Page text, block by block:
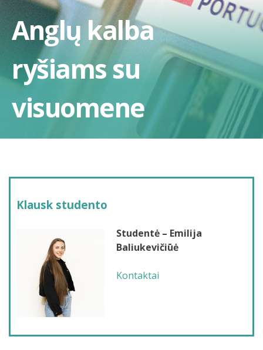
Anglų kalba
ryšiams su
visuomene
Klausk studento
Studentė – Emilija
Baliukevičiūė
Kontaktai